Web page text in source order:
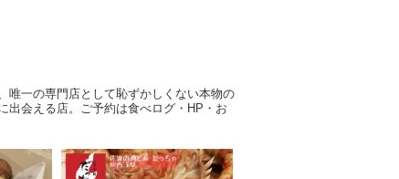
唯一の専門店として恥ずかしくない本物の
出会える店。ご予約は食べログ・HP・お